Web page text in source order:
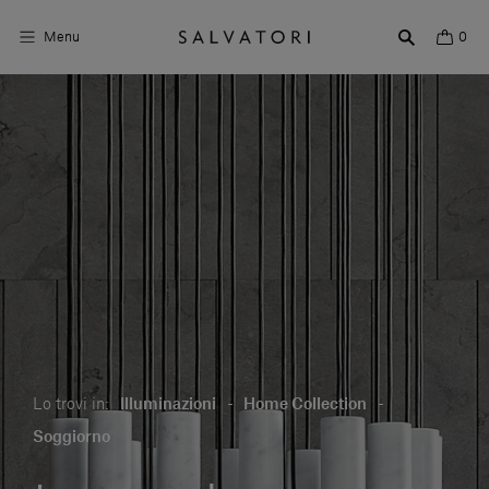
Menu 0
Arredo bagno
Shop the Look
Storie di Design
Chi siamo
Lo trovi in: Illuminazioni - Home Collection -
Soggiorno